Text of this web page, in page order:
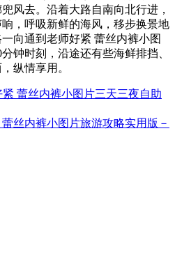
风去。沿着大路自南向北行进，
，呼吸新鲜的海风，移步换景地
向通到老师好紧 蕾丝内裤小图
钟时刻，沿途还有些海鲜排挡、
纵情享用。
紧 蕾丝内裤小图片三天三夜自助
丝内裤小图片旅游攻略实用版－